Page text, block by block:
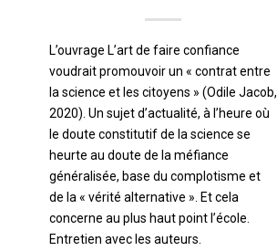
L’ouvrage L’art de faire confiance
voudrait promouvoir un « contrat entre
la science et les citoyens » (Odile Jacob,
2020). Un sujet d’actualité, à l’heure où
le doute constitutif de la science se
heurte au doute de la méfiance
généralisée, base du complotisme et
de la « vérité alternative ». Et cela
concerne au plus haut point l’école.
Entretien avec les auteurs.